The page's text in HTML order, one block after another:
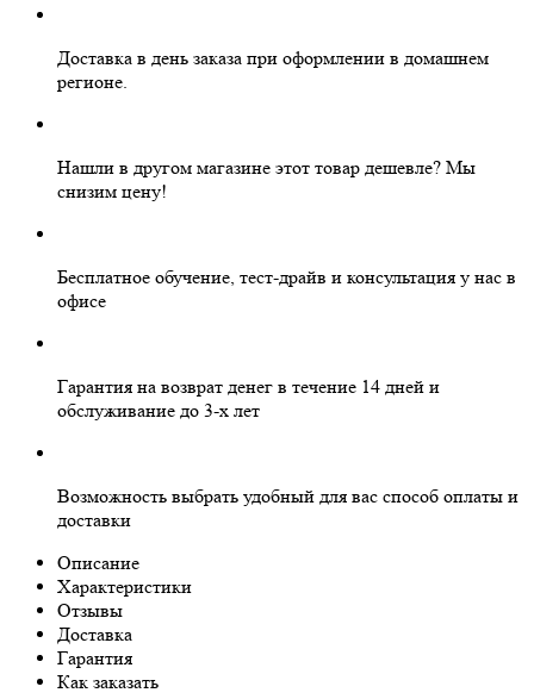
Доставка в день заказа при оформлении в домашнем
регионе.
Нашли в другом магазине этот товар дешевле? Мы
снизим цену!
Бесплатное обучение, тест-драйв и консультация у нас в
офисе
Гарантия на возврат денег в течение 14 дней и
обслуживание до 3-х лет
Возможность выбрать удобный для вас способ оплаты и
доставки
Описание
Характеристики
Отзывы
Доставка
Гарантия
Как заказать